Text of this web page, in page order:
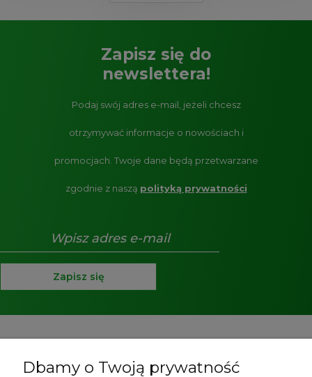
Zapisz się do
newslettera!
Podaj swój adres e-mail, jeżeli chcesz
otrzymywać informacje o nowościach i
promocjach. Twoje dane będą przetwarzane
zgodnie z naszą polityką prywatności
Zapisz się
Dbamy o Twoją prywatność